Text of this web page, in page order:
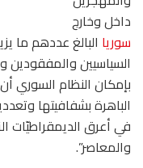
داخل وخارج
سوريا البالغ عددهم ما
السياسيين
بإمكان النظام السوري
الباهرة بشفافيتها
في أعرق الديمقراطيّات
والمعاصر”.